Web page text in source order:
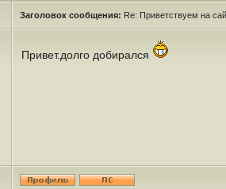
Заголовок сообщения: Re: Приветствуем на
Привет.долго добирался